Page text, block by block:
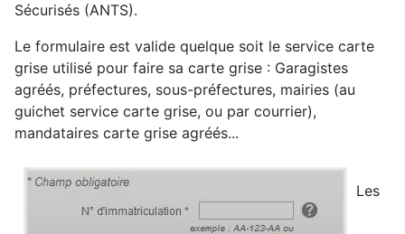
Sécurisés (ANTS).
Le formulaire est valide quelque soit le service carte
grise utilisé pour faire sa carte grise : Garagistes
agréés, préfectures, sous-préfectures, mairies (au
guichet service carte grise, ou par courrier),
mandataires carte grise agréés...
Les